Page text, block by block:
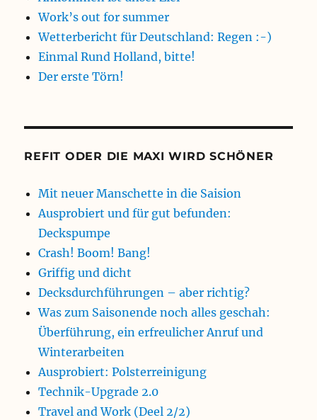
Work’s out for summer
Wetterbericht für Deutschland: Regen :-)
Einmal Rund Holland, bitte!
Der erste Törn!
REFIT ODER DIE MAXI WIRD SCHÖNER
Mit neuer Manschette in die Saision
Ausprobiert und für gut befunden:
Deckspumpe
Crash! Boom! Bang!
Griffig und dicht
Decksdurchführungen – aber richtig?
Was zum Saisonende noch alles geschah:
Überführung, ein erfreulicher Anruf und
Winterarbeiten
Ausprobiert: Polsterreinigung
Technik-Upgrade 2.0
Travel and Work (Deel 2/2)